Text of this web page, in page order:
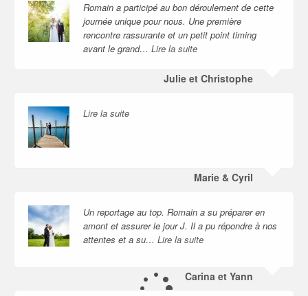
Romain a participé au bon déroulement de cette
journée unique pour nous. Une première
rencontre rassurante et un petit point timing
avant le grand… Lire la suite
Julie et Christophe
Lire la suite
Marie & Cyril
Un reportage au top. Romain a su préparer en
amont et assurer le jour J. Il a pu répondre à nos
attentes et a su… Lire la suite
Carina et Yann